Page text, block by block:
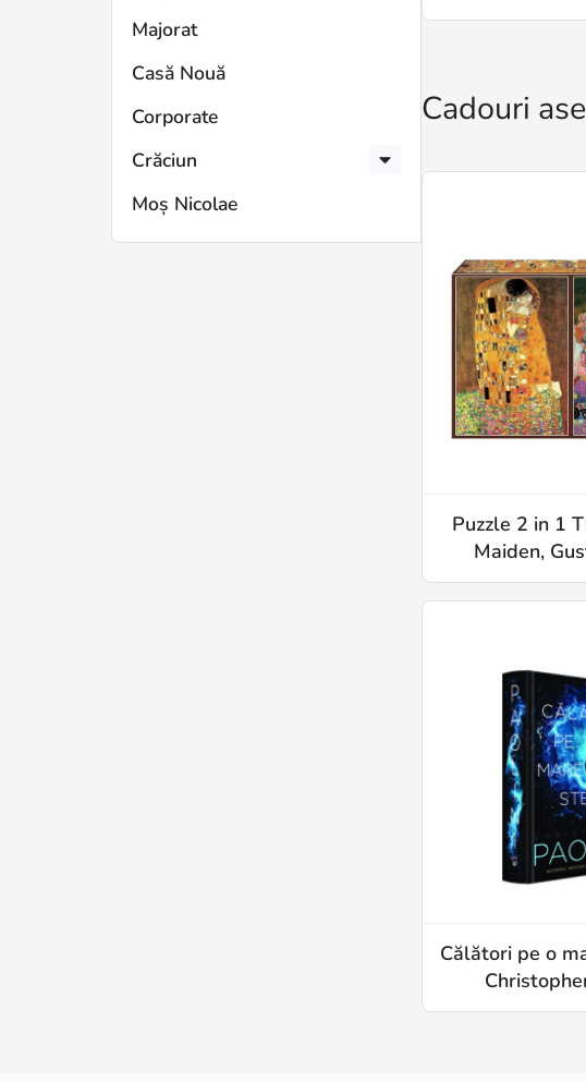
Majorat
Casă Nouă
Corporate
Crăciun
Moș Nicolae
Cadouri
Puzzle 2 in 1
Maiden,
Călători pe o